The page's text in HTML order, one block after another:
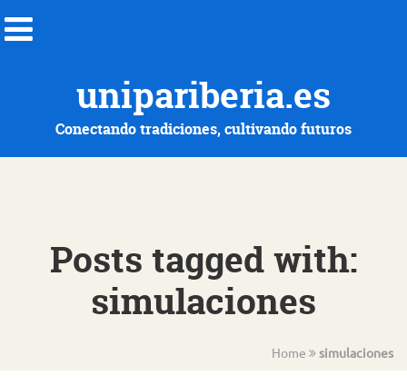
unipariberia.es
Conectando tradiciones, cultivando futuros
Posts tagged with:
simulaciones
Home simulaciones